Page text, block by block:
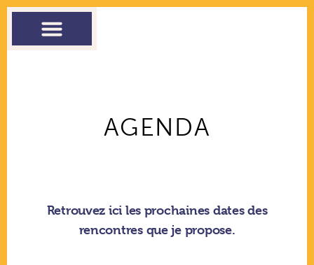
AGENDA
Retrouvez ici les prochaines dates des
rencontres que je propose.